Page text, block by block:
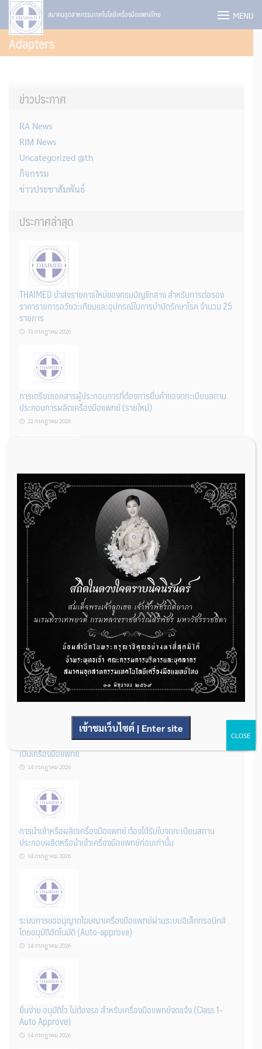
Skip
content
สมาคมอุตสาหกรรมเทคโนโลยีเครื่องมือแพทย์ไทย MENU
Adapters
ข่าวประกาศ
RA News
RIM News
Uncategorized @th
กิจกรรม
ข่าวประชาสัมพันธ์
ประกาศล่าสุด
THAIMED นำส่งรายการใหม่ของกรมบัญชีกลาง สำหรับการต่อรอง
ราคารายการอวัยวะเทียมและอุปกรณ์ในการบำบัดรักษาโรค จำนวน 25
รายการ
31 กรกฎาคม 2026
การเตรียมเอกสารผู้ประกอบการที่ต้องการยื่นคำขอจดทะเบียนสถาน
ประกอบการผลิตเครื่องมือแพทย์ (รายใหม่)
22 กรกฎาคม 2026
ผู้ประกอบการผลิต และ นักวิจัย ที่ต้องการขึ้นทะเบียนเครื่องมือแพทย์
ต้องทำอย่างไรบ้าง
22 กรกฎาคม 2026
กองควบคุมเครื่องมือแพทย์ เปิดรับฟังความคิดเห็นหลักการยกร่าง
กฎหมาย จำนวน 3 ฉบับ ผ่านระบบกลางทางกฎหมาย
22 กรกฎาคม 2026
การโฆษณาเครื่องมือแพทย์แบบใดที่ได้รับการยกเว้นไม่ต้องขออนุญาต
14 กรกฎาคม 2026
รู้หรือไม่? ผลิตภัณฑ์ชุดตรวจสําหรับตรวจสอบการปนเปื้อนแบบใดจัด
เป็นเครื่องมือแพทย์
14 กรกฎาคม 2026
การนำเข้าหรือผลิตเครื่องมือแพทย์ ต้องได้รับใบจดทะเบียนสถาน
ประกอบผลิตหรือนำเข้าเครื่องมือแพทย์ก่อนเท่านั้น
14 กรกฎาคม 2026
ระบบการขออนุญาตโฆษณาเครื่องมือแพทย์ผ่านระบบอิเล็กทรอนิกส์
โดยอนุมัติอัตโนมัติ (Auto-approve)
14 กรกฎาคม 2026
ยื่นง่าย อนุมัติไว ไม่ต้องรอ สำหรับเครื่องมือแพทย์จดแจ้ง (Class 1-
Auto Approve)
14 กรกฎาคม 2026
เข้าชมเว็บไซต์ | Enter site
CLOSE